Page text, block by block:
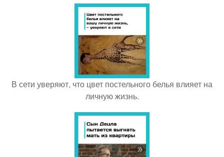
В сети уверяют, что цвет постельного белья влияет на
личную жизнь.